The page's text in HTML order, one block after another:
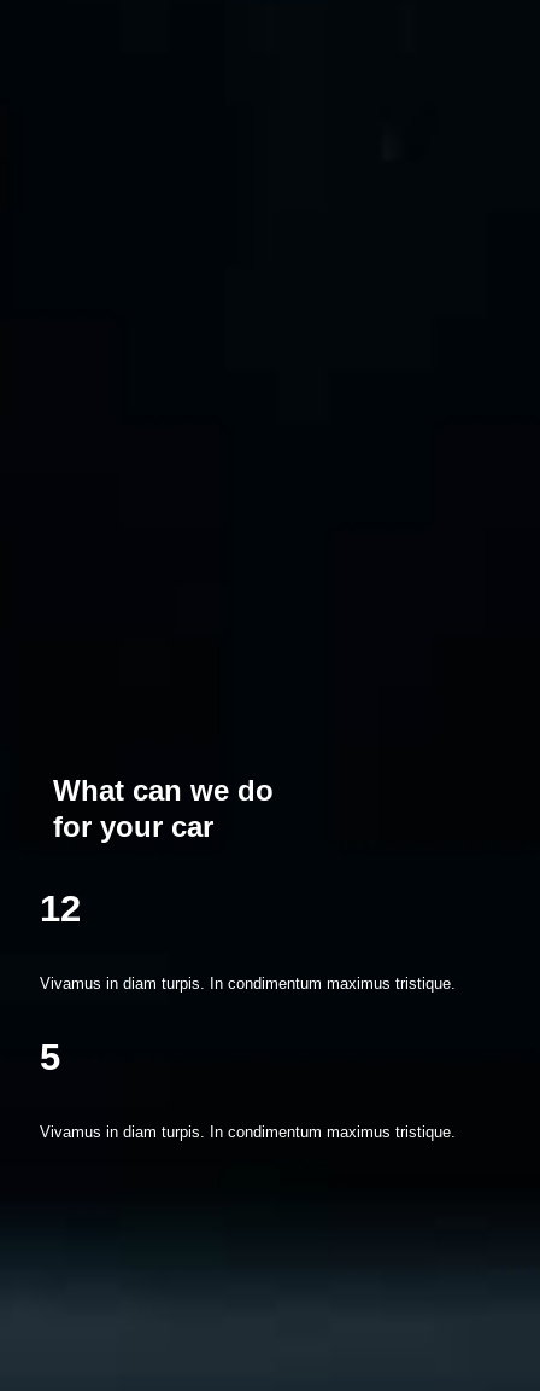
What can we do
for your car
12
Vivamus in diam turpis. In condimentum maximus tristique.
5
Vivamus in diam turpis. In condimentum maximus tristique.